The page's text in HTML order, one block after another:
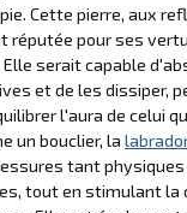
Cette pierre, aux
réputée pour ses
serait capable
et de les dissiper,
l'aura de celui
un bouclier, la
tant physiques
tout en stimulant la